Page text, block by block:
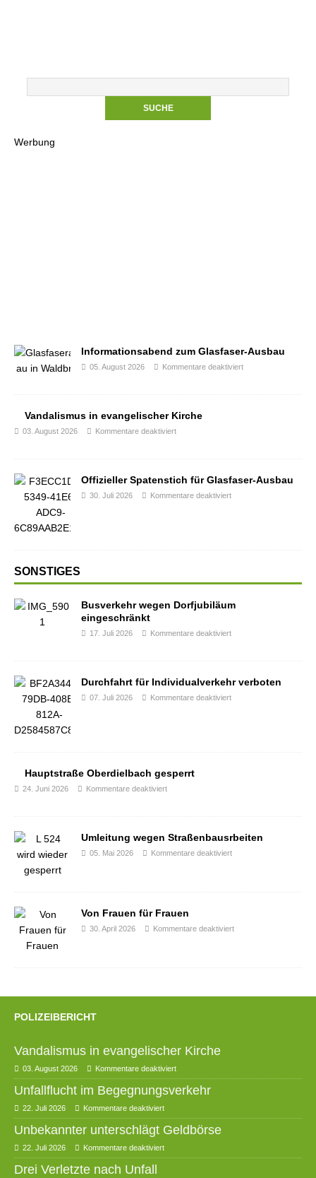
Werbung
Informationsabend zum Glasfaser-Ausbau
05. August 2026 Kommentare deaktiviert
Vandalismus in evangelischer Kirche
03. August 2026 Kommentare deaktiviert
Offizieller Spatenstich für Glasfaser-Ausbau
30. Juli 2026 Kommentare deaktiviert
SONSTIGES
Busverkehr wegen Dorfjubiläum
eingeschränkt
17. Juli 2026 Kommentare deaktiviert
Durchfahrt für Individualverkehr verboten
07. Juli 2026 Kommentare deaktiviert
Hauptstraße Oberdielbach gesperrt
24. Juni 2026 Kommentare deaktiviert
Umleitung wegen Straßenbausrbeiten
05. Mai 2026 Kommentare deaktiviert
Von Frauen für Frauen
30. April 2026 Kommentare deaktiviert
POLIZEIBERICHT
Vandalismus in evangelischer Kirche
03. August 2026 Kommentare deaktiviert
Unfallflucht im Begegnungsverkehr
22. Juli 2026 Kommentare deaktiviert
Unbekannter unterschlägt Geldbörse
22. Juli 2026 Kommentare deaktiviert
Drei Verletzte nach Unfall